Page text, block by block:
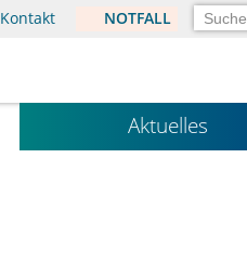
Kontakt NOTFALL Suchen
Aktuelles